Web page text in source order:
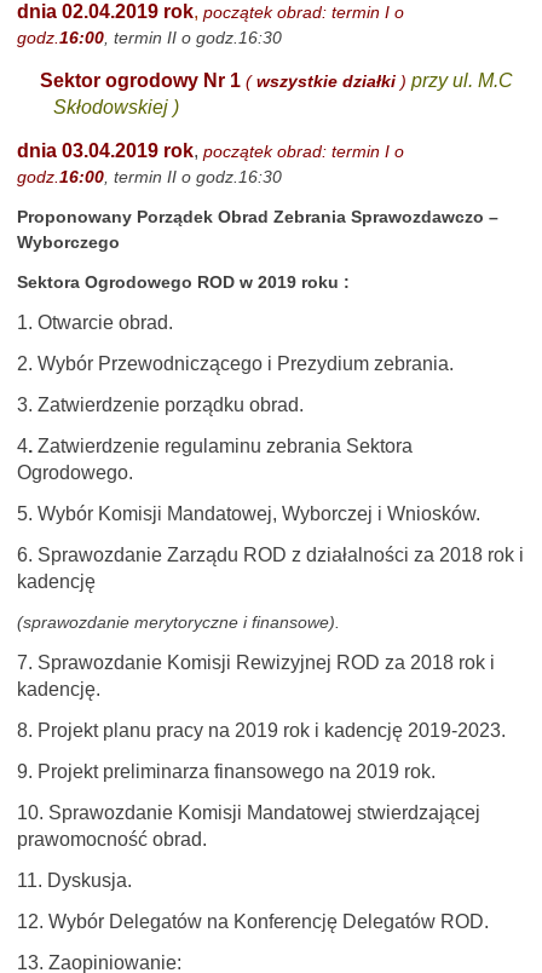
dnia 02.04.2019 rok, początek obrad: termin I o
godz.16:00, termin II o godz.16:30
Sektor ogrodowy Nr 1 (wszystkie działki ) przy ul. M.C
Skłodowskiej )
dnia 03.04.2019 rok,początek obrad: termin I o
godz.16:00, termin II o godz.16:30
Proponowany Porządek Obrad Zebrania Sprawozdawczo –
Wyborczego
Sektora Ogrodowego ROD w 2019 roku :
1. Otwarcie obrad.
2. Wybór Przewodniczącego i Prezydium zebrania.
3. Zatwierdzenie porządku obrad.
4. Zatwierdzenie regulaminu zebrania Sektora
Ogrodowego.
5. Wybór Komisji Mandatowej, Wyborczej i Wniosków.
6. Sprawozdanie Zarządu ROD z działalności za 2018 rok i
kadencję
(sprawozdanie merytoryczne i finansowe).
7. Sprawozdanie Komisji Rewizyjnej ROD za 2018 rok i
kadencję.
8. Projekt planu pracy na 2019 rok i kadencję 2019-2023.
9. Projekt preliminarza finansowego na 2019 rok.
10. Sprawozdanie Komisji Mandatowej stwierdzającej
prawomocność obrad.
11. Dyskusja.
12. Wybór Delegatów na Konferencję Delegatów ROD.
13. Zaopiniowanie: